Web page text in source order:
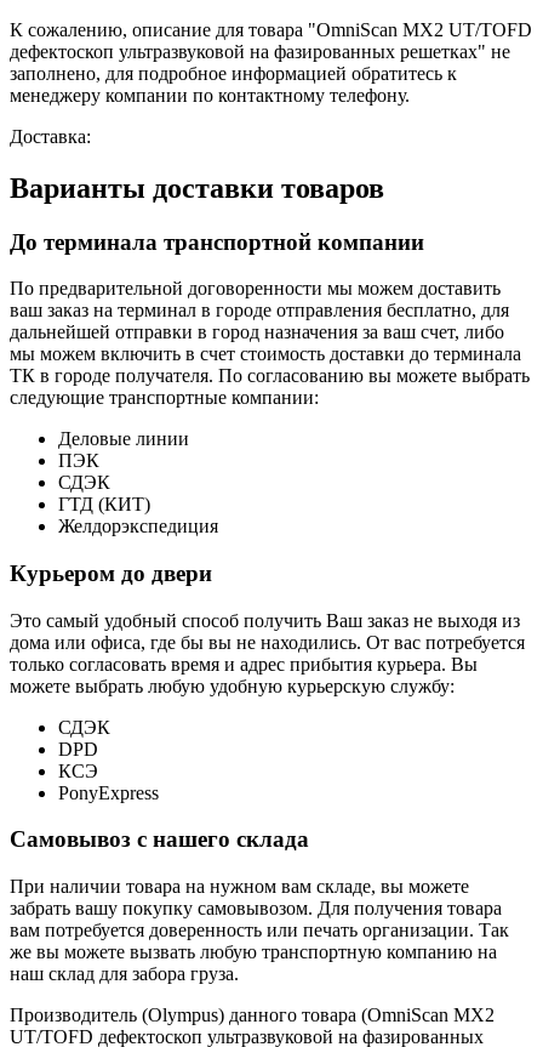
К сожалению, описание для товара "OmniScan MX2 UT/TOFD
дефектоскоп ультразвуковой на фазированных решетках" не
заполнено, для подробное информацией обратитесь к
менеджеру компании по контактному телефону.
Доставка:
Варианты доставки товаров
До терминала транспортной компании
По предварительной договоренности мы можем доставить
ваш заказ на терминал в городе отправления бесплатно, для
дальнейшей отправки в город назначения за ваш счет, либо
мы можем включить в счет стоимость доставки до терминала
ТК в городе получателя. По согласованию вы можете выбрать
следующие транспортные компании:
Деловые линии
ПЭК
СДЭК
ГТД (КИТ)
Желдорэкспедиция
Курьером до двери
Это самый удобный способ получить Ваш заказ не выходя из
дома или офиса, где бы вы не находились. От вас потребуется
только согласовать время и адрес прибытия курьера. Вы
можете выбрать любую удобную курьерскую службу:
СДЭК
DPD
КСЭ
PonyExpress
Самовывоз с нашего склада
При наличии товара на нужном вам складе, вы можете
забрать вашу покупку самовывозом. Для получения товара
вам потребуется доверенность или печать организации. Так
же вы можете вызвать любую транспортную компанию на
наш склад для забора груза.
Производитель (Olympus) данного товара (OmniScan MX2
UT/TOFD дефектоскоп ультразвуковой на фазированных